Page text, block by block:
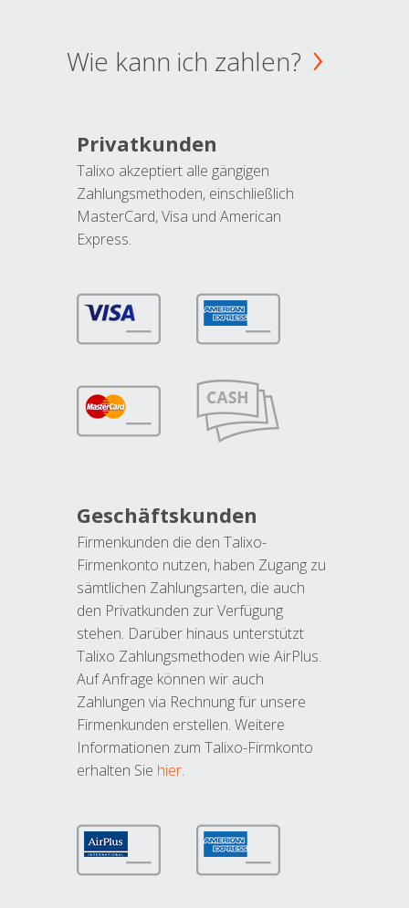
Wie kann ich zahlen?
Privatkunden
Talixo akzeptiert alle gängigen
Zahlungsmethoden, einschließlich
MasterCard, Visa und American
Express.
Geschäftskunden
Firmenkunden die den Talixo-
Firmenkonto nutzen, haben Zugang zu
sämtlichen Zahlungsarten, die auch
den Privatkunden zur Verfügung
stehen. Darüber hinaus unterstützt
Talixo Zahlungsmethoden wie AirPlus.
Auf Anfrage können wir auch
Zahlungen via Rechnung für unsere
Firmenkunden erstellen. Weitere
Informationen zum Talixo-Firmkonto
erhalten Sie hier.